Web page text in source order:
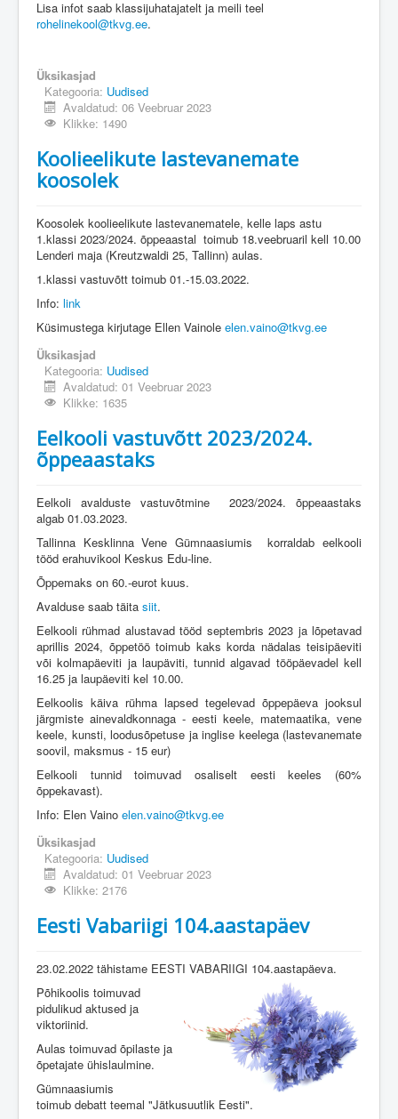
Lisa infot saab klassijuhatajatelt ja meili teel
rohelinekool@tkvg.ee.
Üksikasjad
Kategooria: Uudised
Avaldatud: 06 Veebruar 2023
Klikke: 1490
Koolieelikute lastevanemate
koosolek
Koosolek koolieelikute lastevanematele, kelle laps astu
1.klassi 2023/2024. õppeaastal toimub 18.veebruaril kell 10.00
Lenderi maja (Kreutzwaldi 25, Tallinn) aulas.
1.klassi vastuvõtt toimub 01.-15.03.2022.
Info: link
Küsimustega kirjutage Ellen Vainole elen.vaino@tkvg.ee
Üksikasjad
Kategooria: Uudised
Avaldatud: 01 Veebruar 2023
Klikke: 1635
Eelkooli vastuvõtt 2023/2024.
õppeaastaks
Eelkoli avalduste vastuvõtmine 2023/2024. õppeaastaks
algab 01.03.2023.
Tallinna Kesklinna Vene Gümnaasiumis korraldab eelkooli
tööd erahuvikool Keskus Edu-line.
Õppemaks on 60.-eurot kuus.
Avalduse saab täita siit.
Eelkooli rühmad alustavad tööd septembris 2023 ja lõpetavad
aprillis 2024, õppetöö toimub kaks korda nädalas teisipäeviti
või kolmapäeviti ja laupäviti, tunnid algavad tööpäevadel kell
16.25 ja laupäeviti kel 10.00.
Eelkoolis käiva rühma lapsed tegelevad õppepäeva jooksul
järgmiste ainevaldkonnaga - eesti keele, matemaatika, vene
keele, kunsti, loodusõpetuse ja inglise keelega (lastevanemate
soovil, maksmus - 15 eur)
Eelkooli tunnid toimuvad osaliselt eesti keeles (60%
õppekavast).
Info: Elen Vaino elen.vaino@tkvg.ee
Üksikasjad
Kategooria: Uudised
Avaldatud: 01 Veebruar 2023
Klikke: 2176
Eesti Vabariigi 104.aastapäev
23.02.2022 tähistame EESTI VABARIIGI 104.aastapäeva.
Põhikoolis toimuvad
pidulikud aktused ja
viktoriinid.
Aulas toimuvad õpilaste ja
õpetajate ühislaulmine.
Gümnaasiumis
toimub debatt teemal "Jätkusuutlik Eesti".